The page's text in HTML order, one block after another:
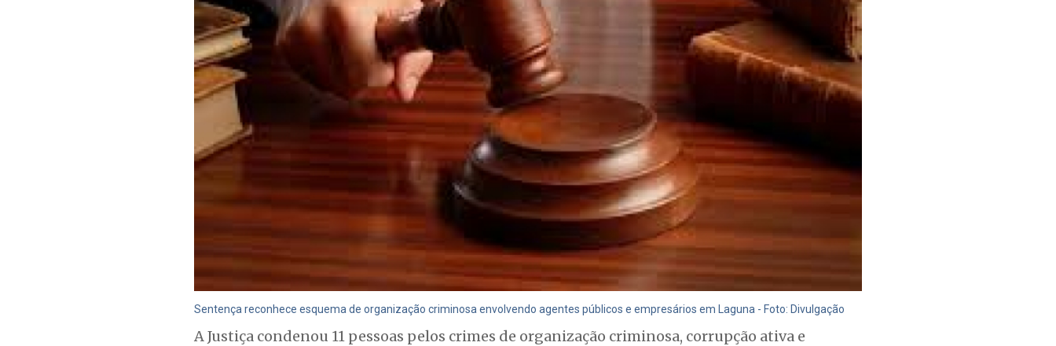
Sentença reconhece esquema de organização criminosa envolvendo agentes públicos e empresários em Laguna - Foto: Divulgação
A Justiça condenou 11 pessoas pelos crimes de organização criminosa, corrupção ativa e